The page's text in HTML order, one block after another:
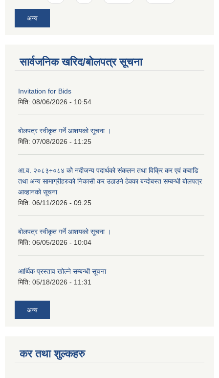
अन्य
सार्वजनिक खरिद/बोलपत्र सूचना
Invitation for Bids
मिति: 08/06/2026 - 10:54
बोलपत्र स्वीकृत गर्ने आशयको सूचना ।
मिति: 07/08/2026 - 11:25
आ.व. २०८३÷०८४ कोे नदीजन्य पदार्थको संकलन तथा विक्रि कर एवं कवाडि
तथा अन्य सामाग्रीहरुको निकासी कर उठाउने ठेक्का बन्दोबस्त सम्बन्धी बोलपत्र
आव्हानको सूचना
मिति: 06/11/2026 - 09:25
बोलपत्र स्वीकृत गर्ने आशयको सूचना ।
मिति: 06/05/2026 - 10:04
आर्थिक प्रस्ताव खोल्ने सम्बन्धी सूचना
मिति: 05/18/2026 - 11:31
अन्य
कर तथा शुल्कहरु